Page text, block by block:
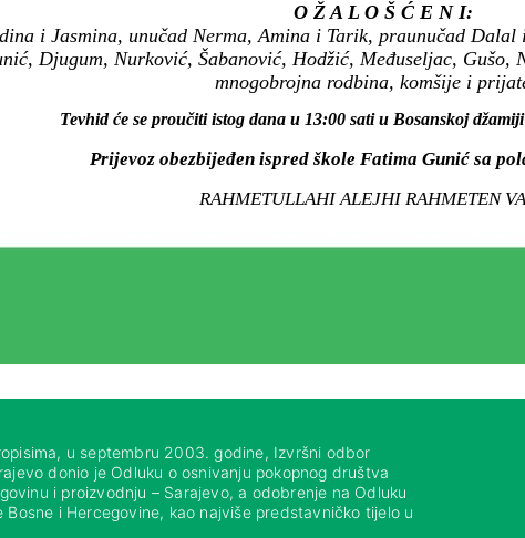
O Ž A L O Š Ć E N I:
i Jasmina, unučad Nerma, Amina i Tarik, praunučad
Djugum, Nurković, Šabanović, Hodžić, Međuseljac, Gušo,
mnogobrojna rodbina, komšije i
Tevhid će se proučiti istog dana u 13:00 sati u Bosanskoj
Prijevoz obezbijeđen ispred škole Fatima Gunić sa
RAHMETULLAHI ALEJHI RAHMETEN
u septembru 2003. godine, Izvršni odbor
donio je Odluku o osnivanju pokopnog društva
i proizvodnju – Sarajevo, a odobrenje na Odluku
Bosne i Hercegovine, kao najviše predstavničko tijelo u